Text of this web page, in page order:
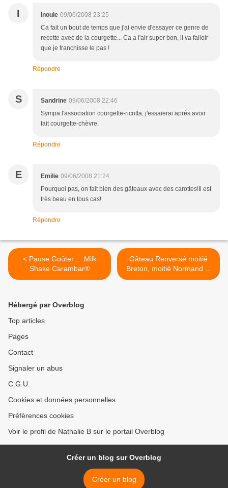
I inoule 09/06/2008 23:25
Ca fait un bout de temps que j'ai envie d'essayer ce genre de
recette avec de la courgette... Ca a l'air super bon, il va falloir
que je franchisse le pas !
Répondre
S Sandrine 09/06/2008 22:46
Sympa l'association courgette-ricotta, j'essaierai après avoir
fait courgette-chèvre.
Répondre
E Emilie 09/06/2008 21:24
Pourquoi pas, on fait bien des gâteaux avec des carottes!Il est
très beau en tous cas!
Répondre
< Pause Goûter ... Milk
Shake Carambar®
Gâteau Renversé moitié
Breton, moitié Normand ...
Pommes - Caramel >
Hébergé par Overblog
Top articles
Pages
Contact
Signaler un abus
C.G.U.
Cookies et données personnelles
Préférences cookies
Voir le profil de Nathalie B sur le portail Overblog
Créer un blog sur Overblog
Créer un blog